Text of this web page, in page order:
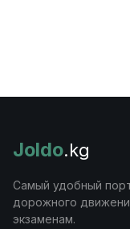
Joldo.kg
Самый удобный
дорожного
экзаменам.